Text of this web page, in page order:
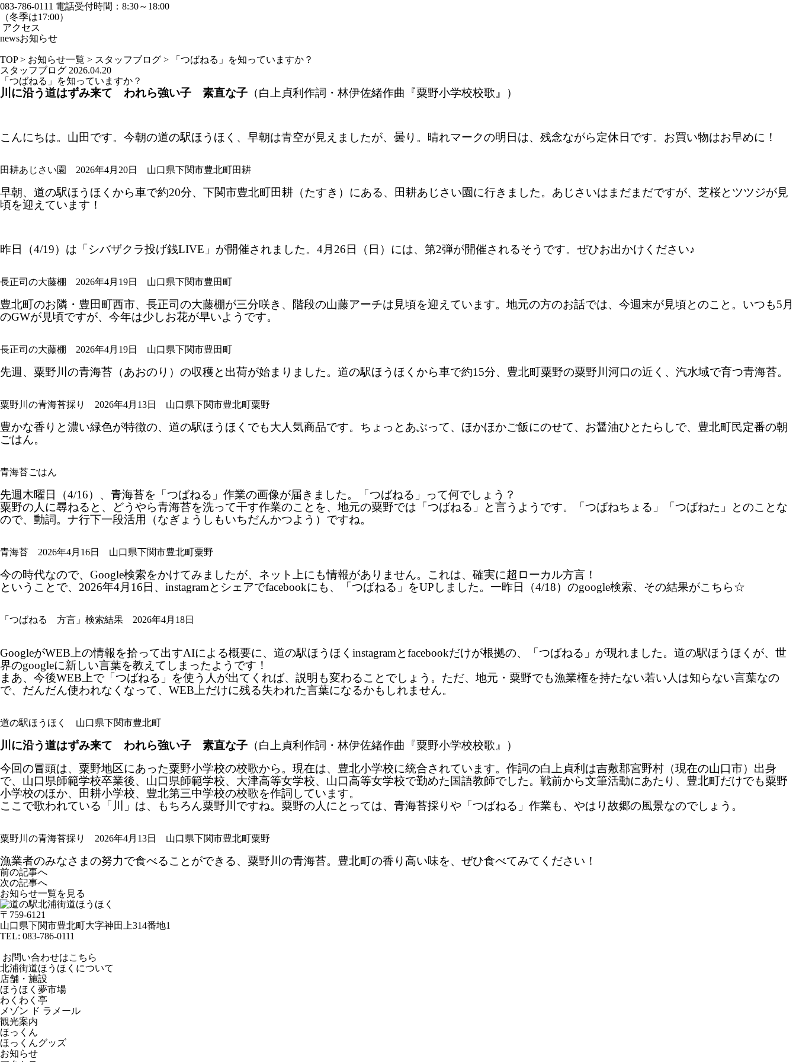
083-786-0111 電話受付時間：8:30～18:00
（冬季は17:00）
アクセス
newsお知らせ
TOP> お知らせ一覧 > スタッフブログ >
「つばねる」を知っていますか？
スタッフブログ 2026.04.20
「つばねる」を知っていますか？
川に沿う道はずみ来て われら強い子 素直な子 （白上貞利作詞・林伊佐緒作曲『粟野小学校校歌』）
こんにちは。山田です。今朝の道の駅ほうほく、早朝は青空が見えましたが、曇り。晴れマークの明日は、残念ながら定休日です。お買い物はお早めに！
田耕あじさい園 2026年4月20日 山口県下関市豊北町田耕
早朝、道の駅ほうほくから車で約20分、下関市豊北町田耕（たすき）にある、田耕あじさい園に行きました。あじさいはまだまだですが、芝桜とツツジが見
頃を迎えています！
昨日（4/19）は「シバザクラ投げ銭LIVE」が開催されました。4月26日（日）には、第2弾が開催されるそうです。ぜひお出かけください♪
長正司の大藤棚 2026年4月19日 山口県下関市豊田町
豊北町のお隣・豊田町西市、長正司の大藤棚が三分咲き、階段の山藤アーチは見頃を迎えています。地元の方のお話では、今週末が見頃とのこと。いつも5月
のGWが見頃ですが、今年は少しお花が早いようです。
長正司の大藤棚 2026年4月19日 山口県下関市豊田町
先週、粟野川の青海苔（あおのり）の収穫と出荷が始まりました。道の駅ほうほくから車で約15分、豊北町粟野の粟野川河口の近く、汽水域で育つ青海苔。
粟野川の青海苔採り 2026年4月13日 山口県下関市豊北町粟野
豊かな香りと濃い緑色が特徴の、道の駅ほうほくでも大人気商品です。ちょっとあぶって、ほかほかご飯にのせて、お醤油ひとたらしで、豊北町民定番の朝
ごはん。
青海苔ごはん
先週木曜日（4/16）、青海苔を「つばねる」作業の画像が届きました。「つばねる」って何でしょう？
粟野の人に尋ねると、どうやら青海苔を洗って干す作業のことを、地元の粟野では「つばねる」と言うようです。「つばねちょる」「つばねた」とのことな
ので、動詞。ナ行下一段活用（なぎょうしもいちだんかつよう）ですね。
青海苔 2026年4月16日 山口県下関市豊北町粟野
今の時代なので、Google検索をかけてみましたが、ネット上にも情報がありません。これは、確実に超ローカル方言！
ということで、2026年4月16日、instagramとシェアでfacebookにも、「つばねる」をUPしました。一昨日（4/18）のgoogle検索、その結果がこちら☆
「つばねる 方言」検索結果 2026年4月18日
GoogleがWEB上の情報を拾って出すAIによる概要に、道の駅ほうほくinstagramとfacebookだけが根拠の、「つばねる」が現れました。道の駅ほうほくが、世
界のgoogleに新しい言葉を教えてしまったようです！
まあ、今後WEB上で「つばねる」を使う人が出てくれば、説明も変わることでしょう。ただ、地元・粟野でも漁業権を持たない若い人は知らない言葉なの
で、だんだん使われなくなって、WEB上だけに残る失われた言葉になるかもしれません。
道の駅ほうほく 山口県下関市豊北町
川に沿う道はずみ来て われら強い子 素直な子 （白上貞利作詞・林伊佐緒作曲『粟野小学校校歌』）
今回の冒頭は、粟野地区にあった粟野小学校の校歌から。現在は、豊北小学校に統合されています。作詞の白上貞利は吉敷郡宮野村（現在の山口市）出身
で、山口県師範学校卒業後、山口県師範学校、大津高等女学校、山口高等女学校で勤めた国語教師でした。戦前から文筆活動にあたり、豊北町だけでも粟野
小学校のほか、田耕小学校、豊北第三中学校の校歌を作詞しています。
ここで歌われている「川」は、もちろん粟野川ですね。粟野の人にとっては、青海苔採りや「つばねる」作業も、やはり故郷の風景なのでしょう。
粟野川の青海苔採り 2026年4月13日 山口県下関市豊北町粟野
漁業者のみなさまの努力で食べることができる、粟野川の青海苔。豊北町の香り高い味を、ぜひ食べてみてください！
前の記事へ
次の記事へ
お知らせ一覧を見る
〒759-6121
山口県下関市豊北町大字神田上314番地1
TEL: 083-786-0111
お問い合わせはこちら
北浦街道ほうほくについて
店舗・施設
ほうほく夢市場
わくわく亭
メゾン ド ラメール
観光案内
ほっくん
ほっくんグッズ
お知らせ